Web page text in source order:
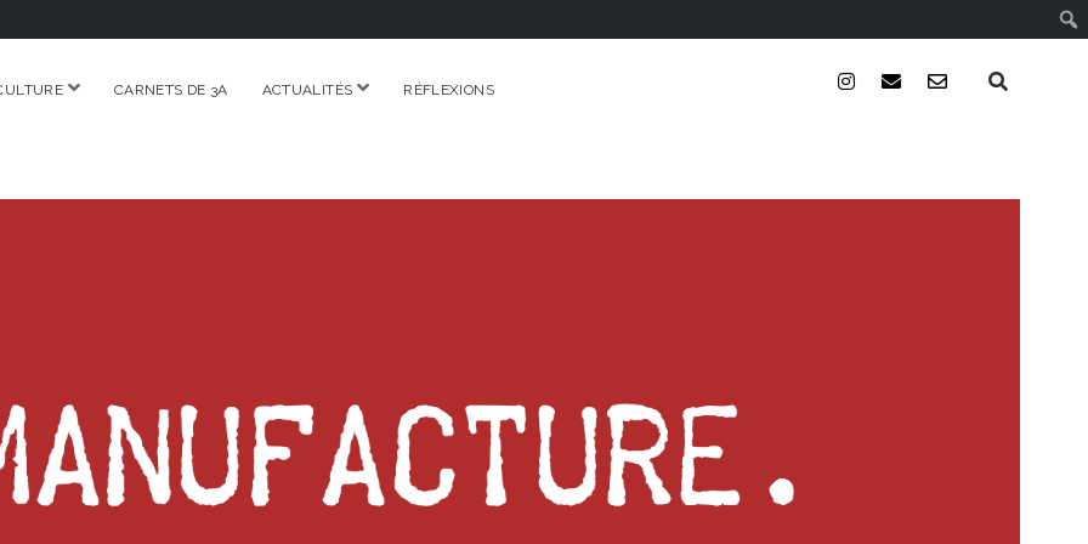
ouvrirCARNETS DE 3A ACTUALITÉS ouvrirRÉFLEXIONS instagram
emailemail-